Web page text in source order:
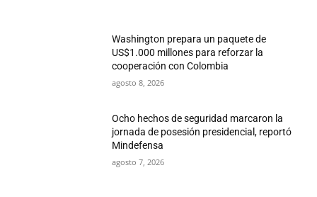
Washington prepara un paquete de
US$1.000 millones para reforzar la
cooperación con Colombia
agosto 8, 2026
Ocho hechos de seguridad marcaron la
jornada de posesión presidencial, reportó
Mindefensa
agosto 7, 2026